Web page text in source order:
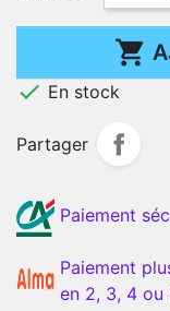

 En stock
Partager
Paiement
Paiement
en 2, 3, 4 ou